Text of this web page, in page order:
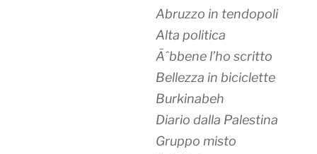
Abruzzo in tendopoli
Alta politica
Ãˆbbene l’ho scritto
Bellezza in biciclette
Burkinabeh
Diario dalla Palestina
Gruppo misto